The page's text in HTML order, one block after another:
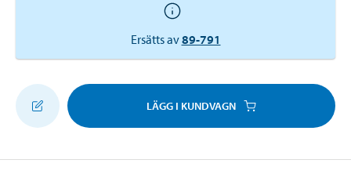
Ersätts av89-791
LÄGG I KUNDVAGN